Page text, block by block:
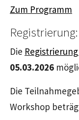
Zum Programm
Registrierung:
Die
05.03.2026
Die
Workshop